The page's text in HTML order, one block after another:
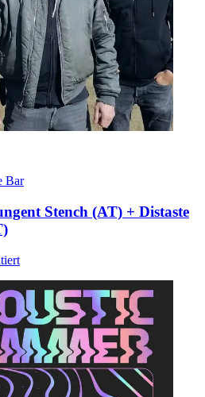
Bar
Stench (AT) + Distaste